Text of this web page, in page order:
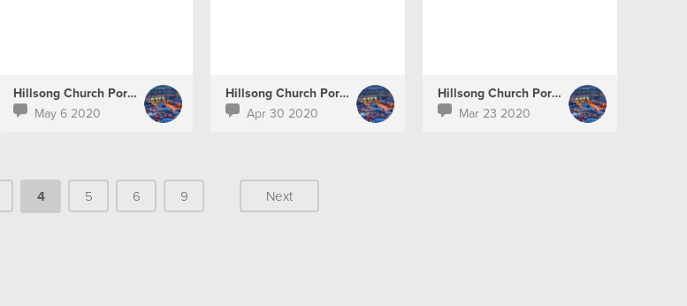
Hillsong Church Portugal
May 6 2020
Hillsong Church Portugal
Apr 30 2020
Hillsong Church Portugal
Mar 23 2020
4 5 6 9 Next